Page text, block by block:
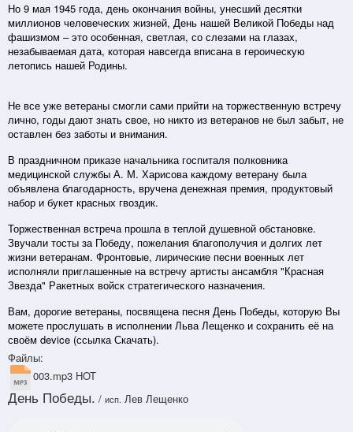
Но 9 мая 1945 года, день окончания войны, унесший десятки
миллионов человеческих жизней, День нашей Великой Победы над
фашизмом – это особенная, светлая, со слезами на глазах,
незабываемая дата, которая навсегда вписана в героическую
летопись нашей Родины.
Не все уже ветераны смогли сами прийти на торжественную встречу
лично, годы дают знать свое, но никто из ветеранов не был забыт, не
оставлен без заботы и внимания.
В праздничном приказе начальника госпиталя полковника
медицинской службы А. М. Харисова каждому ветерану была
объявлена благодарность, вручена денежная премия, продуктовый
набор и букет красных гвоздик.
Торжественная встреча прошла в теплой душевной обстановке.
Звучали тосты за Победу, пожелания благополучия и долгих лет
жизни ветеранам. Фронтовые, лирические песни военных лет
исполняли приглашенные на встречу артисты ансамбля "Красная
Звезда" Ракетных войск стратегического назначения.
Вам, дорогие ветераны, посвящена песня День Победы, которую Вы
можете прослушать в исполнении Льва Лещенко и сохранить её на
своём device (ссылка Скачать).
Файлы:
003.mp3 HOT
День Победы. / исп. Лев Лещенко